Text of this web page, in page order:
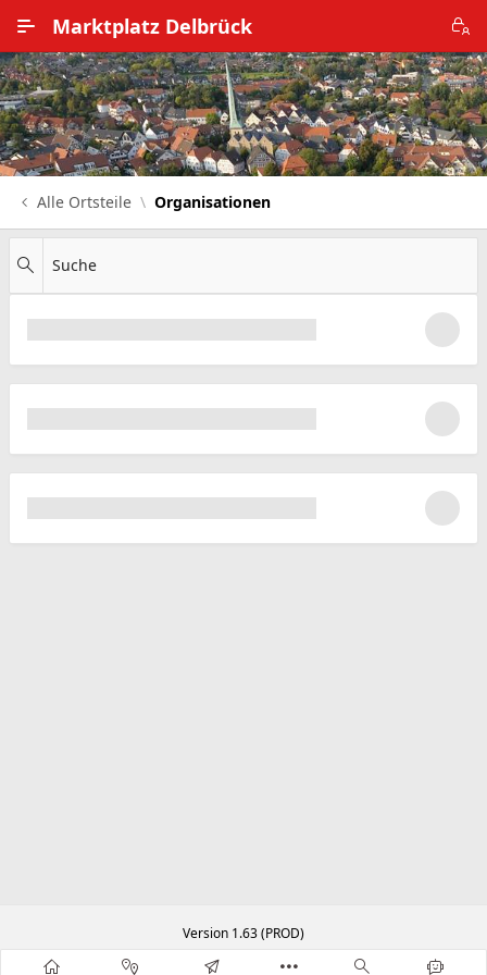
Marktplatz Delbrück
Alle Ortsteile
Impressum
Datenschutz
Alle Ortsteile Organisationen
Suche
Version 1.63 (PROD)